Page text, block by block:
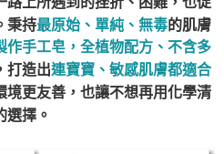
秉持最原始、單純、無毒的肌膚
作手工皂，全植物配方、不含多
打造出連寶寶、敏感肌膚都適合
境更友善，也讓不想再用化學清
選擇 。